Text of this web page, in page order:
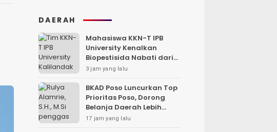
DAERAH
Mahasiswa KKN-T IPB
University Kenalkan
Biopestisida Nabati dari
Daun Pepaya
3 jam yang lalu
BKAD Poso Luncurkan Top
Prioritas Poso, Dorong
Belanja Daerah Lebih
Efektif dan Tepat
17 jam yang lalu